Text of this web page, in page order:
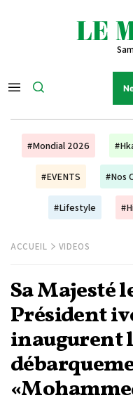
#Mondial 2026
#EVENTS #Nos
#Lifestyle
ACCUEIL VIDEOS
Sa Majesté
Président
inaugurent